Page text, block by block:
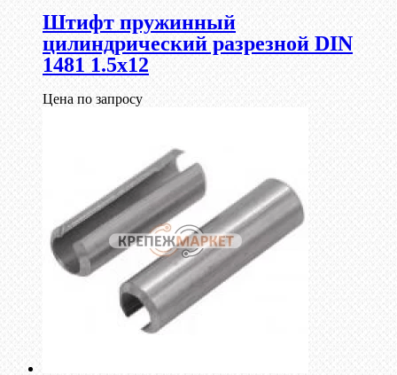
Штифт пружинный
цилиндрический разрезной DIN
1481 1.5х12
Цена по запросу